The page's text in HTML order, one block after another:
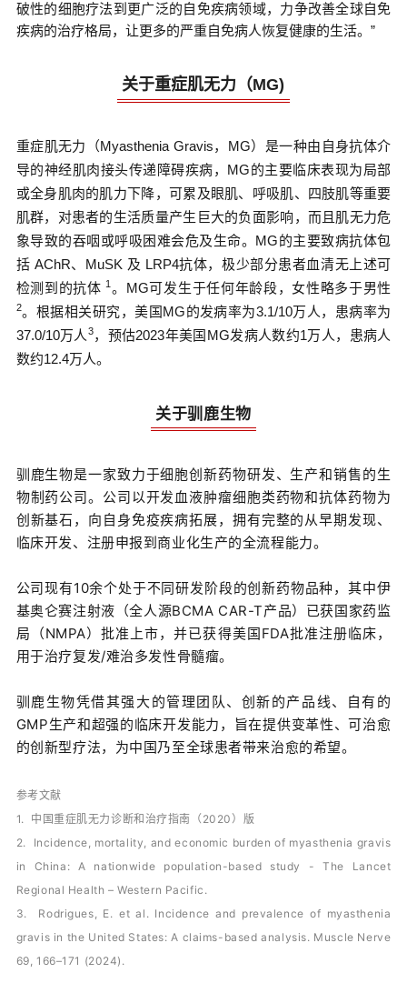
破性的细胞疗法到更广泛的自免疾病领域，力争改善全球自免
疾病的治疗格局，让更多的严重自免病人恢复健康的生活。”
关于重症肌无力（MG)
重症肌无力（Myasthenia Gravis，MG）是一种由自身抗体介
导的神经肌肉接头传递障碍疾病，MG的主要临床表现为局部
或全身肌肉的肌力下降，可累及眼肌、呼吸肌、四肢肌等重要
肌群，对患者的生活质量产生巨大的负面影响，而且肌无力危
象导致的吞咽或呼吸困难会危及生命。MG的主要致病抗体包
括 AChR、MuSK 及 LRP4抗体，极少部分患者血清无上述可
检测到的抗体1 。MG可发生于任何年龄段，女性略多于男性
2。根据相关研究，美国MG的发病率为3.1/10万人，患病率为
37.0/10万人 3，预估2023年美国MG发病人数约1万人，患病人
数约12.4万人。
关于驯鹿生物
驯鹿生物是一家致力于细胞创新药物研发、生产和销售的生
物制药公司。公司以开发血液肿瘤细胞类药物和抗体药物为
创新基石，向自身免疫疾病拓展，拥有完整的从早期发现、
临床开发、注册申报到商业化生产的全流程能力。
公司现有10余个处于不同研发阶段的创新药物品种，其中伊
基奥仑赛注射液（全人源BCMA CAR-T产品）已获国家药监
局（NMPA）批准上市，并已获得美国FDA批准注册临床，
用于治疗复发/难治多发性骨髓瘤。
驯鹿生物凭借其强大的管理团队、创新的产品线、自有的
GMP生产和超强的临床开发能力，旨在提供变革性、可治愈
的创新型疗法，为中国乃至全球患者带来治愈的希望。
参考文献
1. 中国重症肌无力诊断和治疗指南（2020）版
2. Incidence, mortality, and economic burden of myasthenia gravis
in China: A nationwide population-based study - The Lancet
Regional Health – Western Pacific.
3. Rodrigues, E. et al. Incidence and prevalence of myasthenia
gravis in the United States: A claims-based analysis. Muscle Nerve
69, 166–171 (2024).